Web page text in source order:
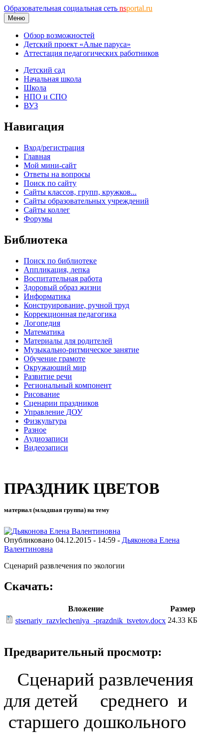
Образовательная социальная сеть nsportal.ru
Меню
Обзор возможностей
Детский проект «Алые паруса»
Аттестация педагогических работников
Детский сад
Начальная школа
Школа
НПО и СПО
ВУЗ
Навигация
Вход/регистрация
Главная
Мой мини-сайт
Ответы на вопросы
Поиск по сайту
Сайты классов, групп, кружков...
Сайты образовательных учреждений
Сайты коллег
Форумы
Библиотека
Поиск по библиотеке
Аппликация, лепка
Воспитательная работа
Здоровый образ жизни
Информатика
Конструирование, ручной труд
Коррекционная педагогика
Логопедия
Математика
Материалы для родителей
Музыкально-ритмическое занятие
Обучение грамоте
Окружающий мир
Развитие речи
Региональный компонент
Рисование
Сценарии праздников
Управление ДОУ
Физкультура
Разное
Аудиозаписи
Видеозаписи
ПРАЗДНИК ЦВЕТОВ
материал (младшая группа) на тему
Опубликовано 04.12.2015 - 14:59 - Дьяконова Елена
Валентиновна
Сценарий развлечения по экологии
Скачать:
Вложение
Размер
stsenariy_razvlecheniya_-prazdnik_tsvetov.docx 24.33 КБ
Предварительный просмотр:
Сценарий развлечения
для детей среднего и
старшего дошкольного